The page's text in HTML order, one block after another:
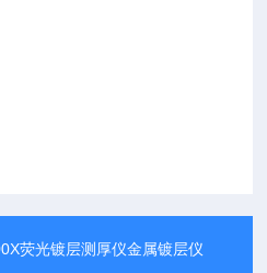
荧光镀层测厚仪金属镀层仪